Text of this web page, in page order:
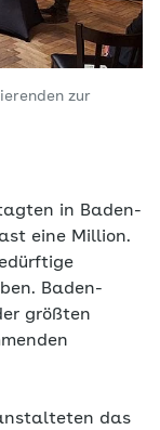
zur
in Baden-
eine Million.
Baden-
größten
das